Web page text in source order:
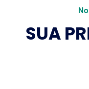
SUA